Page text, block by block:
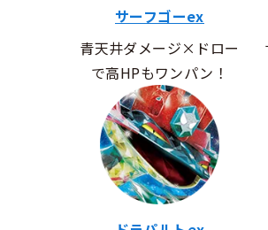
サーフゴーex
青天井ダメージ×ドロー
で高HPもワンパン！